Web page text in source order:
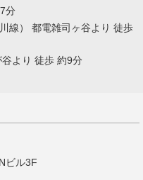
分
線） 都電雑司ヶ谷より 徒歩
より 徒歩 約9分
ビル3F